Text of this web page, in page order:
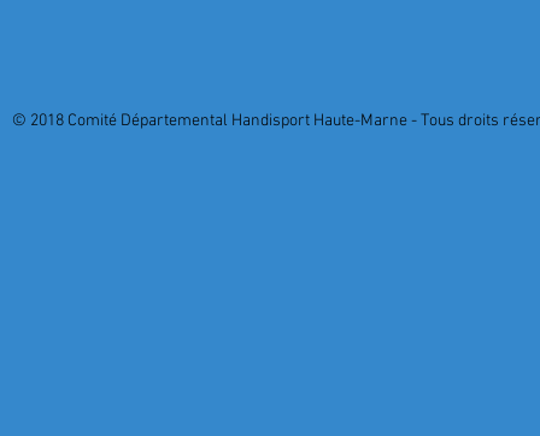
© 2018 Comité Départemental Handisport Haute-Marne - Tous droits